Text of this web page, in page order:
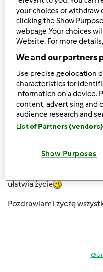
Anonim
(niezweryfikowany)
wt., 01/20/2015 - 08:20
Chciałam już oficjalnie i
piszę własnego, ponieważ
przyjaciółki
Uwielbiam
ułatwia życie
Pozdrawiam i życzę
your choices or withdraw
clicking the Show
webpage .Your choices
Website. For more
We and our partners
Use precise geolocation
characteristics for
information on a device.
content, advertising and
audience research and
List of Partners (vendors)
Show Purposes